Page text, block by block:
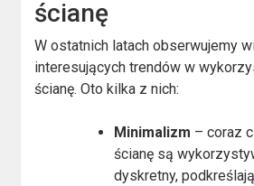
ścianę
W ostatnich latach obserwujemy
interesujących trendów w
ścianę. Oto kilka z nich:
Minimalizm – coraz
ścianę są
dyskretny,